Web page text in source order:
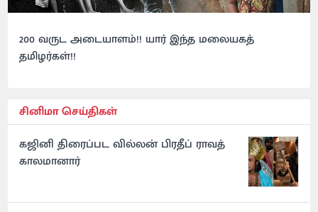
200 வருட அடையாளம்!! யார் இந்த மலையகத்
தமிழர்கள்!!
சினிமா செய்திகள்
கஜினி திரைப்பட வில்லன் பிரதீப் ராவத்
காலமானார்